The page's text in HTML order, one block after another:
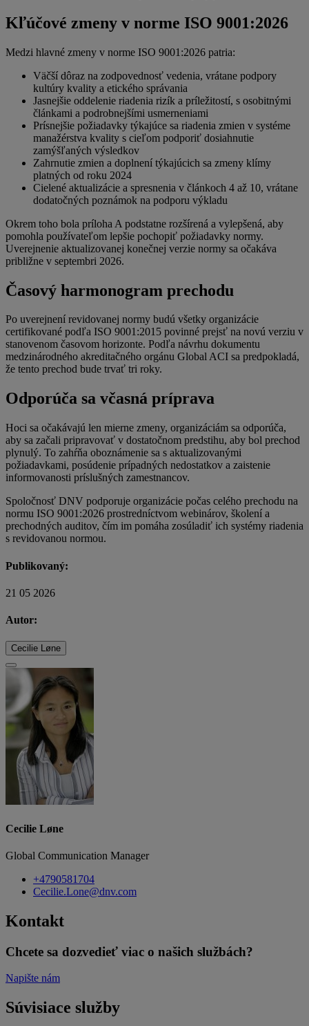
Kľúčové zmeny v norme ISO 9001:2026
Medzi hlavné zmeny v norme ISO 9001:2026 patria:
Väčší dôraz na zodpovednosť vedenia, vrátane podpory
kultúry kvality a etického správania
Jasnejšie oddelenie riadenia rizík a príležitostí, s osobitnými
článkami a podrobnejšími usmerneniami
Prísnejšie požiadavky týkajúce sa riadenia zmien v systéme
manažérstva kvality s cieľom podporiť dosiahnutie
zamýšľaných výsledkov
Zahrnutie zmien a doplnení týkajúcich sa zmeny klímy
platných od roku 2024
Cielené aktualizácie a spresnenia v článkoch 4 až 10, vrátane
dodatočných poznámok na podporu výkladu
Okrem toho bola príloha A podstatne rozšírená a vylepšená, aby
pomohla používateľom lepšie pochopiť požiadavky normy.
Uverejnenie aktualizovanej konečnej verzie normy sa očakáva
približne v septembri 2026.
Časový harmonogram prechodu
Po uverejnení revidovanej normy budú všetky organizácie
certifikované podľa ISO 9001:2015 povinné prejsť na novú verziu v
stanovenom časovom horizonte. Podľa návrhu dokumentu
medzinárodného akreditačného orgánu Global ACI sa predpokladá,
že tento prechod bude trvať tri roky.
Odporúča sa včasná príprava
Hoci sa očakávajú len mierne zmeny, organizáciám sa odporúča,
aby sa začali pripravovať v dostatočnom predstihu, aby bol prechod
plynulý. To zahŕňa oboznámenie sa s aktualizovanými
požiadavkami, posúdenie prípadných nedostatkov a zaistenie
informovanosti príslušných zamestnancov.
Spoločnosť DNV podporuje organizácie počas celého prechodu na
normu ISO 9001:2026 prostredníctvom webinárov, školení a
prechodných auditov, čím im pomáha zosúladiť ich systémy riadenia
s revidovanou normou.
Publikovaný:
21 05 2026
Autor:
Cecilie Løne
Cecilie Løne
Global Communication Manager
+4790581704
Cecilie.Lone@dnv.com
Kontakt
Chcete sa dozvedieť viac o našich službách?
Napište nám
Súvisiace služby